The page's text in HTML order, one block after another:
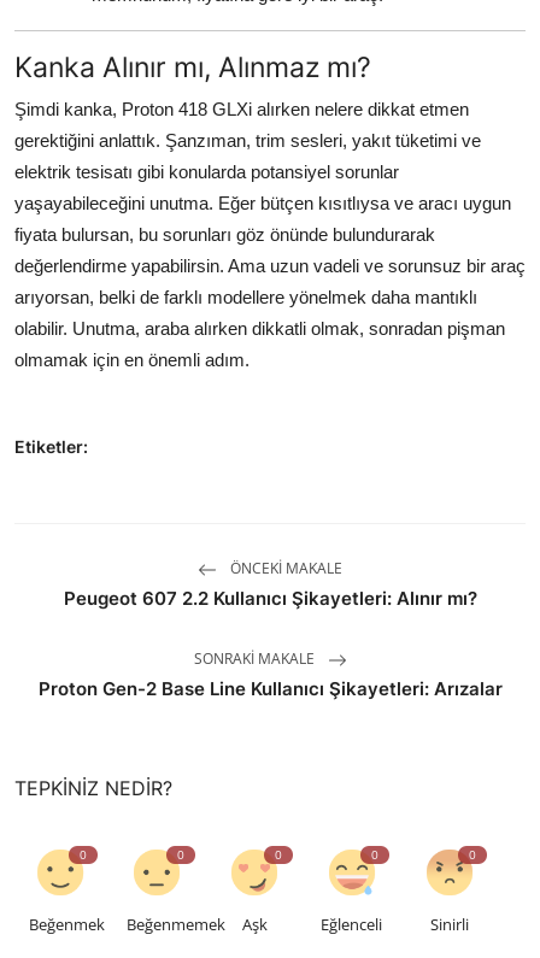
Kanka Alınır mı, Alınmaz mı?
Şimdi kanka, Proton 418 GLXi alırken nelere dikkat etmen
gerektiğini anlattık. Şanzıman, trim sesleri, yakıt tüketimi ve
elektrik tesisatı gibi konularda potansiyel sorunlar
yaşayabileceğini unutma. Eğer bütçen kısıtlıysa ve aracı uygun
fiyata bulursan, bu sorunları göz önünde bulundurarak
değerlendirme yapabilirsin. Ama uzun vadeli ve sorunsuz bir araç
arıyorsan, belki de farklı modellere yönelmek daha mantıklı
olabilir. Unutma, araba alırken dikkatli olmak, sonradan pişman
olmamak için en önemli adım.
Etiketler:
ÖNCEKI MAKALE
Peugeot 607 2.2 Kullanıcı Şikayetleri: Alınır mı?
SONRAKI MAKALE
Proton Gen-2 Base Line Kullanıcı Şikayetleri: Arızalar
TEPKINIZ NEDIR?
0
Beğenmek
0
Beğenmemek
0
Aşk
0
Eğlenceli
0
Sinirli